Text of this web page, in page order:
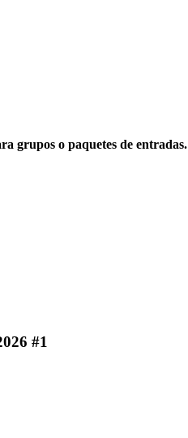
grupos o paquetes de entradas.
#1